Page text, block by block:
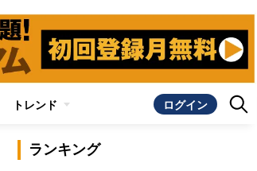
トレンド ログイン
ランキング